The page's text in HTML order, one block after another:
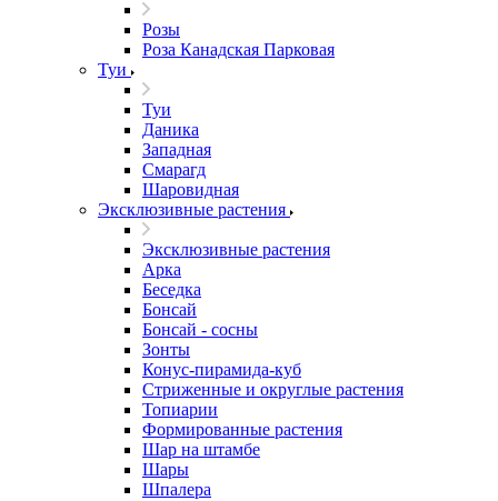
Розы
Роза Канадская Парковая
Туи
Туи
Даника
Западная
Смарагд
Шаровидная
Эксклюзивные растения
Эксклюзивные растения
Арка
Беседка
Бонсай
Бонсай - сосны
Зонты
Конус-пирамида-куб
Стриженные и округлые растения
Топиарии
Формированные растения
Шар на штамбе
Шары
Шпалера